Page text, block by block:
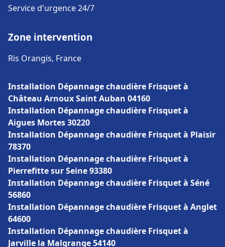
Service d'urgence 24/7
Zone intervention
Ris Orangis, France
Installation Dépannage chaudière Frisquet à
Château Arnoux Saint Auban 04160
Installation Dépannage chaudière Frisquet à
Aigues Mortes 30220
Installation Dépannage chaudière Frisquet à Plaisir
78370
Installation Dépannage chaudière Frisquet à
Pierrefitte sur Seine 93380
Installation Dépannage chaudière Frisquet à Séné
56860
Installation Dépannage chaudière Frisquet à Anglet
64600
Installation Dépannage chaudière Frisquet à
Jarville la Malgrange 54140